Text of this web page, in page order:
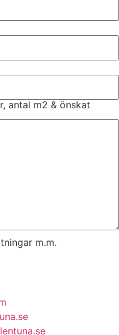
antal m2 & önskat
m.m.